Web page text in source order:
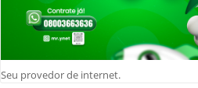
Seu provedor de internet.